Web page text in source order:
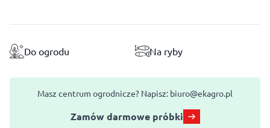
Do ogrodu Na ryby
Masz centrum ogrodnicze? Napisz: biuro@ekagro.pl
Zamów darmowe próbki